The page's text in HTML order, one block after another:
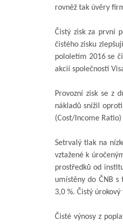
rovněž tak úvěry
Čistý zisk za první
čistého zisku
pololetím 2016 se
akcií společnosti
Provozní zisk se z
nákladů snížil
(Cost/Income Ratio)
Setrvalý tlak na
vztažené k
prostředků od
umístěny do ČNB
3,0 %. Čistý
Čisté výnosy z